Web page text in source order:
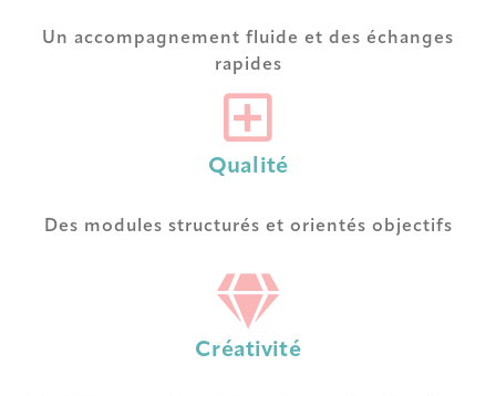
Un accompagnement fluide et des échanges
rapides
Qualité
Des modules structurés et orientés objectifs
Créativité